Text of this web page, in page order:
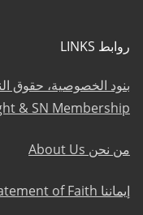
روابط LINKS
بنود الخصوصية، حقوق
& SN Membership
من نحن About Us
إيماننا Statement of Faith